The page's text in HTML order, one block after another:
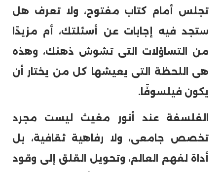
تجلس أمام كتاب مفتوح، ولا تعرف هل
ستجد فيه إجابات عن أسئلتك، أم مزيدًا
من التساؤلات التى تشوش ذهنك، وهذه
هى اللحظة التى يعيشها كل من يختار أن
يكون فيلسوفًا.
الفلسفة عند أنور مغيث ليست مجرد
تخصص جامعى، ولا رفاهية ثقافية، بل
أداة لفهم العالم، وتحويل القلق إلى وقود